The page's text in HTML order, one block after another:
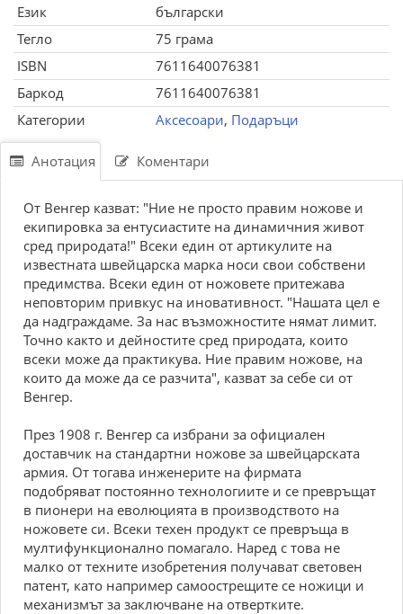
Език
български
Тегло
75 грама
ISBN
7611640076381
Баркод
7611640076381
Категории
Аксесоари, Подаръци
Анотация Коментари
От Вeнгер казват: "Ние не просто правим ножове и
екипировка за ентусиастите на динамичния живот
сред природата!" Всеки един от артикулите на
известната швейцарска марка носи свои собствени
предимства. Всеки един от ножовете притежава
неповторим привкус на иновативност. "Нашата цел е
да надграждаме. За нас възможностите нямат лимит.
Точно както и дейностите сред природата, които
всеки може да практикува. Ние правим ножове, на
които да може да се разчита", казват за себе си от
Венгер.
През 1908 г. Венгер са избрани за официален
доставчик на стандартни ножове за швейцарската
армия. От тогава инженерите на фирмата
подобряват постоянно технологиите и се превръщат
в пионери на еволюцията в производството на
ножовете си. Всеки техен продукт се превръща в
мултифункционално помагало. Наред с това не
малко от техните изобретения получават световен
патент, като например самоострещите се ножици и
механизмът за заключване на отвертките.